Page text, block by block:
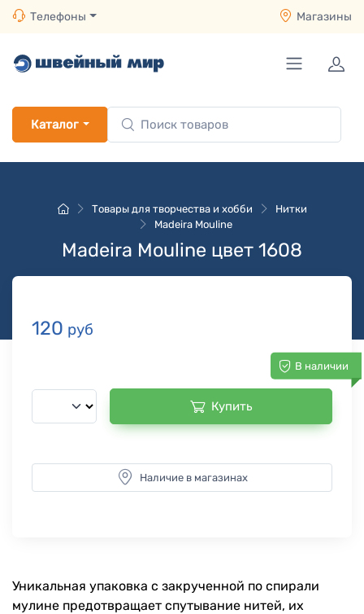
Телефоны Магазины
Каталог
Товары для творчества и хобби
Нитки
Madeira Mouline
Madeira Mouline цвет 1608
120 руб
В наличии
Купить
Наличие в магазинах
Уникальная упаковка с закрученной по спирали
мулине предотвращает спутывание нитей, их